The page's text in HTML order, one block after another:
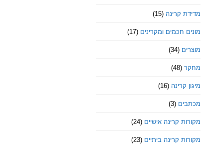
מדידת קרינה (15)
מונים חכמים ומקרינים (17)
מוצרים (34)
מחקר (48)
מיגון קרינה (16)
מכתבים (3)
מקורות קרינה אישיים (24)
מקורות קרינה ביתיים (23)